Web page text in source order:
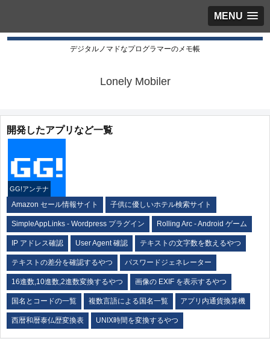
MENU
デジタルノマドなプログラマーのメモ帳
Lonely Mobiler
開発したアプリなど一覧
GG!アンテナ
Amazon セール情報サイト 子供に優しいホテル検索サイト
SimpleAppLinks - Wordpress プラグイン Rolling Arc - Android ゲーム
IP アドレス確認 User Agent 確認 テキストの文字数を数えるやつ
テキストの差分を確認するやつ パスワードジェネレーター
16進数,10進数,2進数変換するやつ 画像の EXIF を表示するやつ
国名とコードの一覧 複数言語による国名一覧 アプリ内通貨換算機
西暦和暦泰仏歴変換表 UNIX時間を変換するやつ